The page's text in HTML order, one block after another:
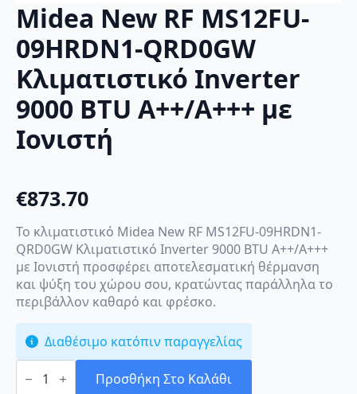
Midea New RF MS12FU-
09HRDN1-QRD0GW
Κλιματιστικό Inverter
9000 BTU A++/A+++ με
Ιονιστή
€873.70
Το κλιματιστικό Midea New RF MS12FU-09HRDN1-
QRD0GW Κλιματιστικό Inverter 9000 BTU A++/A+++
με Ιονιστή προσφέρει αποτελεσματική θέρμανση
και ψύξη του χώρου σου, κρατώντας παράλληλα το
περιβάλλον καθαρό και φρέσκο.
Διαθέσιμο κατόπιν παραγγελίας
Midea
New Προσθήκη Στο Καλάθι